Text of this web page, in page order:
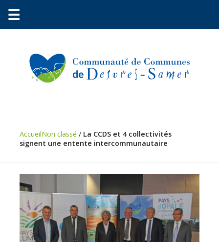
Environnement
Urbanisme
Vie
pratique
Économie
☰
AccueilNon classé / La CCDS et 4 collectivités
signent une entente intercommunautaire